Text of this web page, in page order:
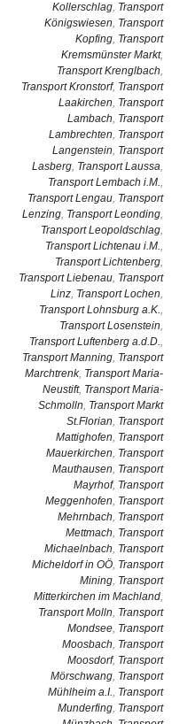
Kollerschlag, Transport
Königswiesen, Transport
Kopfing, Transport
Kremsmünster Markt,
Transport Krenglbach,
Transport Kronstorf, Transport
Laakirchen, Transport
Lambach, Transport
Lambrechten, Transport
Langenstein, Transport
Lasberg, Transport Laussa,
Transport Lembach i.M.,
Transport Lengau, Transport
Lenzing, Transport Leonding,
Transport Leopoldschlag,
Transport Lichtenau i.M.,
Transport Lichtenberg,
Transport Liebenau, Transport
Linz, Transport Lochen,
Transport Lohnsburg a.K.,
Transport Losenstein,
Transport Luftenberg a.d.D.,
Transport Manning, Transport
Marchtrenk, Transport Maria-
Neustift, Transport Maria-
Schmolln, Transport Markt
St.Florian, Transport
Mattighofen, Transport
Mauerkirchen, Transport
Mauthausen, Transport
Mayrhof, Transport
Meggenhofen, Transport
Mehrnbach, Transport
Mettmach, Transport
Michaelnbach, Transport
Micheldorf in OÖ, Transport
Mining, Transport
Mitterkirchen im Machland,
Transport Molln, Transport
Mondsee, Transport
Moosbach, Transport
Moosdorf, Transport
Mörschwang, Transport
Mühlheim a.I., Transport
Munderfing, Transport